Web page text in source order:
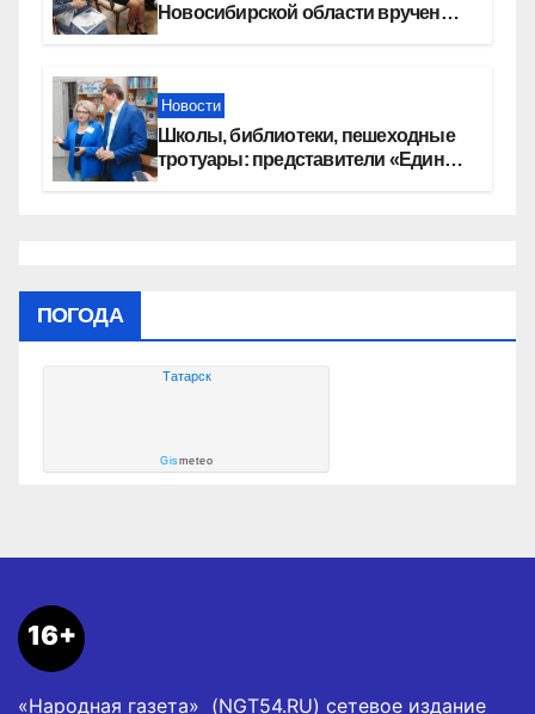
Новосибирской области вручены
Новости
Школы, библиотеки, пешеходные
тротуары: представители «Единой
ПОГОДА
Татарск
Gismeteo
16+
«Народная газета» (NGT54.RU) сетевое издание